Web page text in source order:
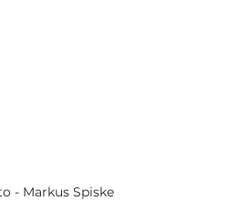
- Markus Spiske